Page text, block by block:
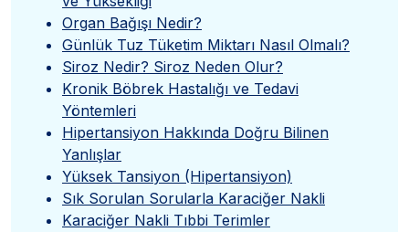
Organ Bağışı Nedir?
Günlük Tuz Tüketim Miktarı Nasıl Olmalı?
Siroz Nedir? Siroz Neden Olur?
Kronik Böbrek Hastalığı ve Tedavi
Yöntemleri
Hipertansiyon Hakkında Doğru Bilinen
Yanlışlar
Yüksek Tansiyon (Hipertansiyon)
Sık Sorulan Sorularla Karaciğer Nakli
Karaciğer Nakli Tıbbi Terimler